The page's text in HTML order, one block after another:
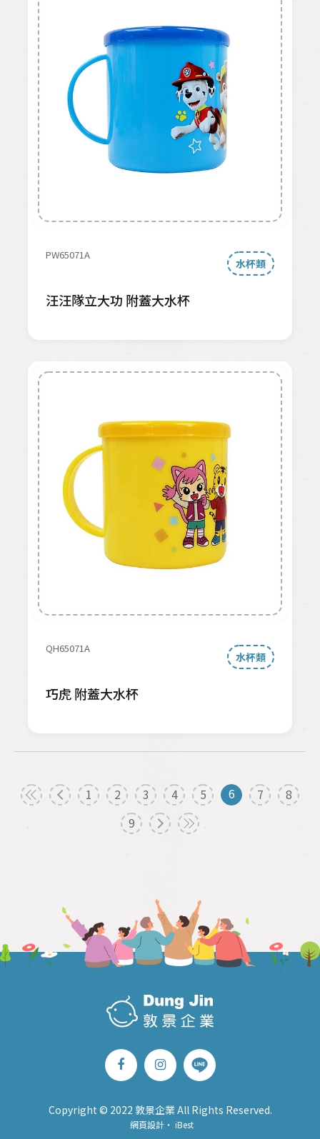
PW65071A
水杯類
汪汪隊立大功 附蓋大水杯
QH65071A
水杯類
巧虎 附蓋大水杯
1 2 3 4 5 6 7
8
9
Copyright © 2022 敦景企業 All Rights Reserved.
網頁設計‧ iBest